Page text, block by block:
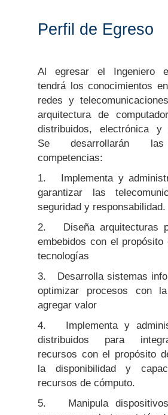
Perfil de Egreso
Al egresar el Ingeniero
tendrá los conocimientos
redes y
arquitectura de
distribuidos, electrónica y
Se desarrollarán las
competencias:
1. Implementa y
garantizar las
seguridad y responsabilidad.
2. Diseña arquitecturas
embebidos con el propósito
tecnologías
3. Desarrolla sistemas
optimizar procesos con
agregar valor
4. Implementa y
distribuidos para
recursos con el propósito
la disponibilidad y
recursos de cómputo.
5. Manipula dispositivos